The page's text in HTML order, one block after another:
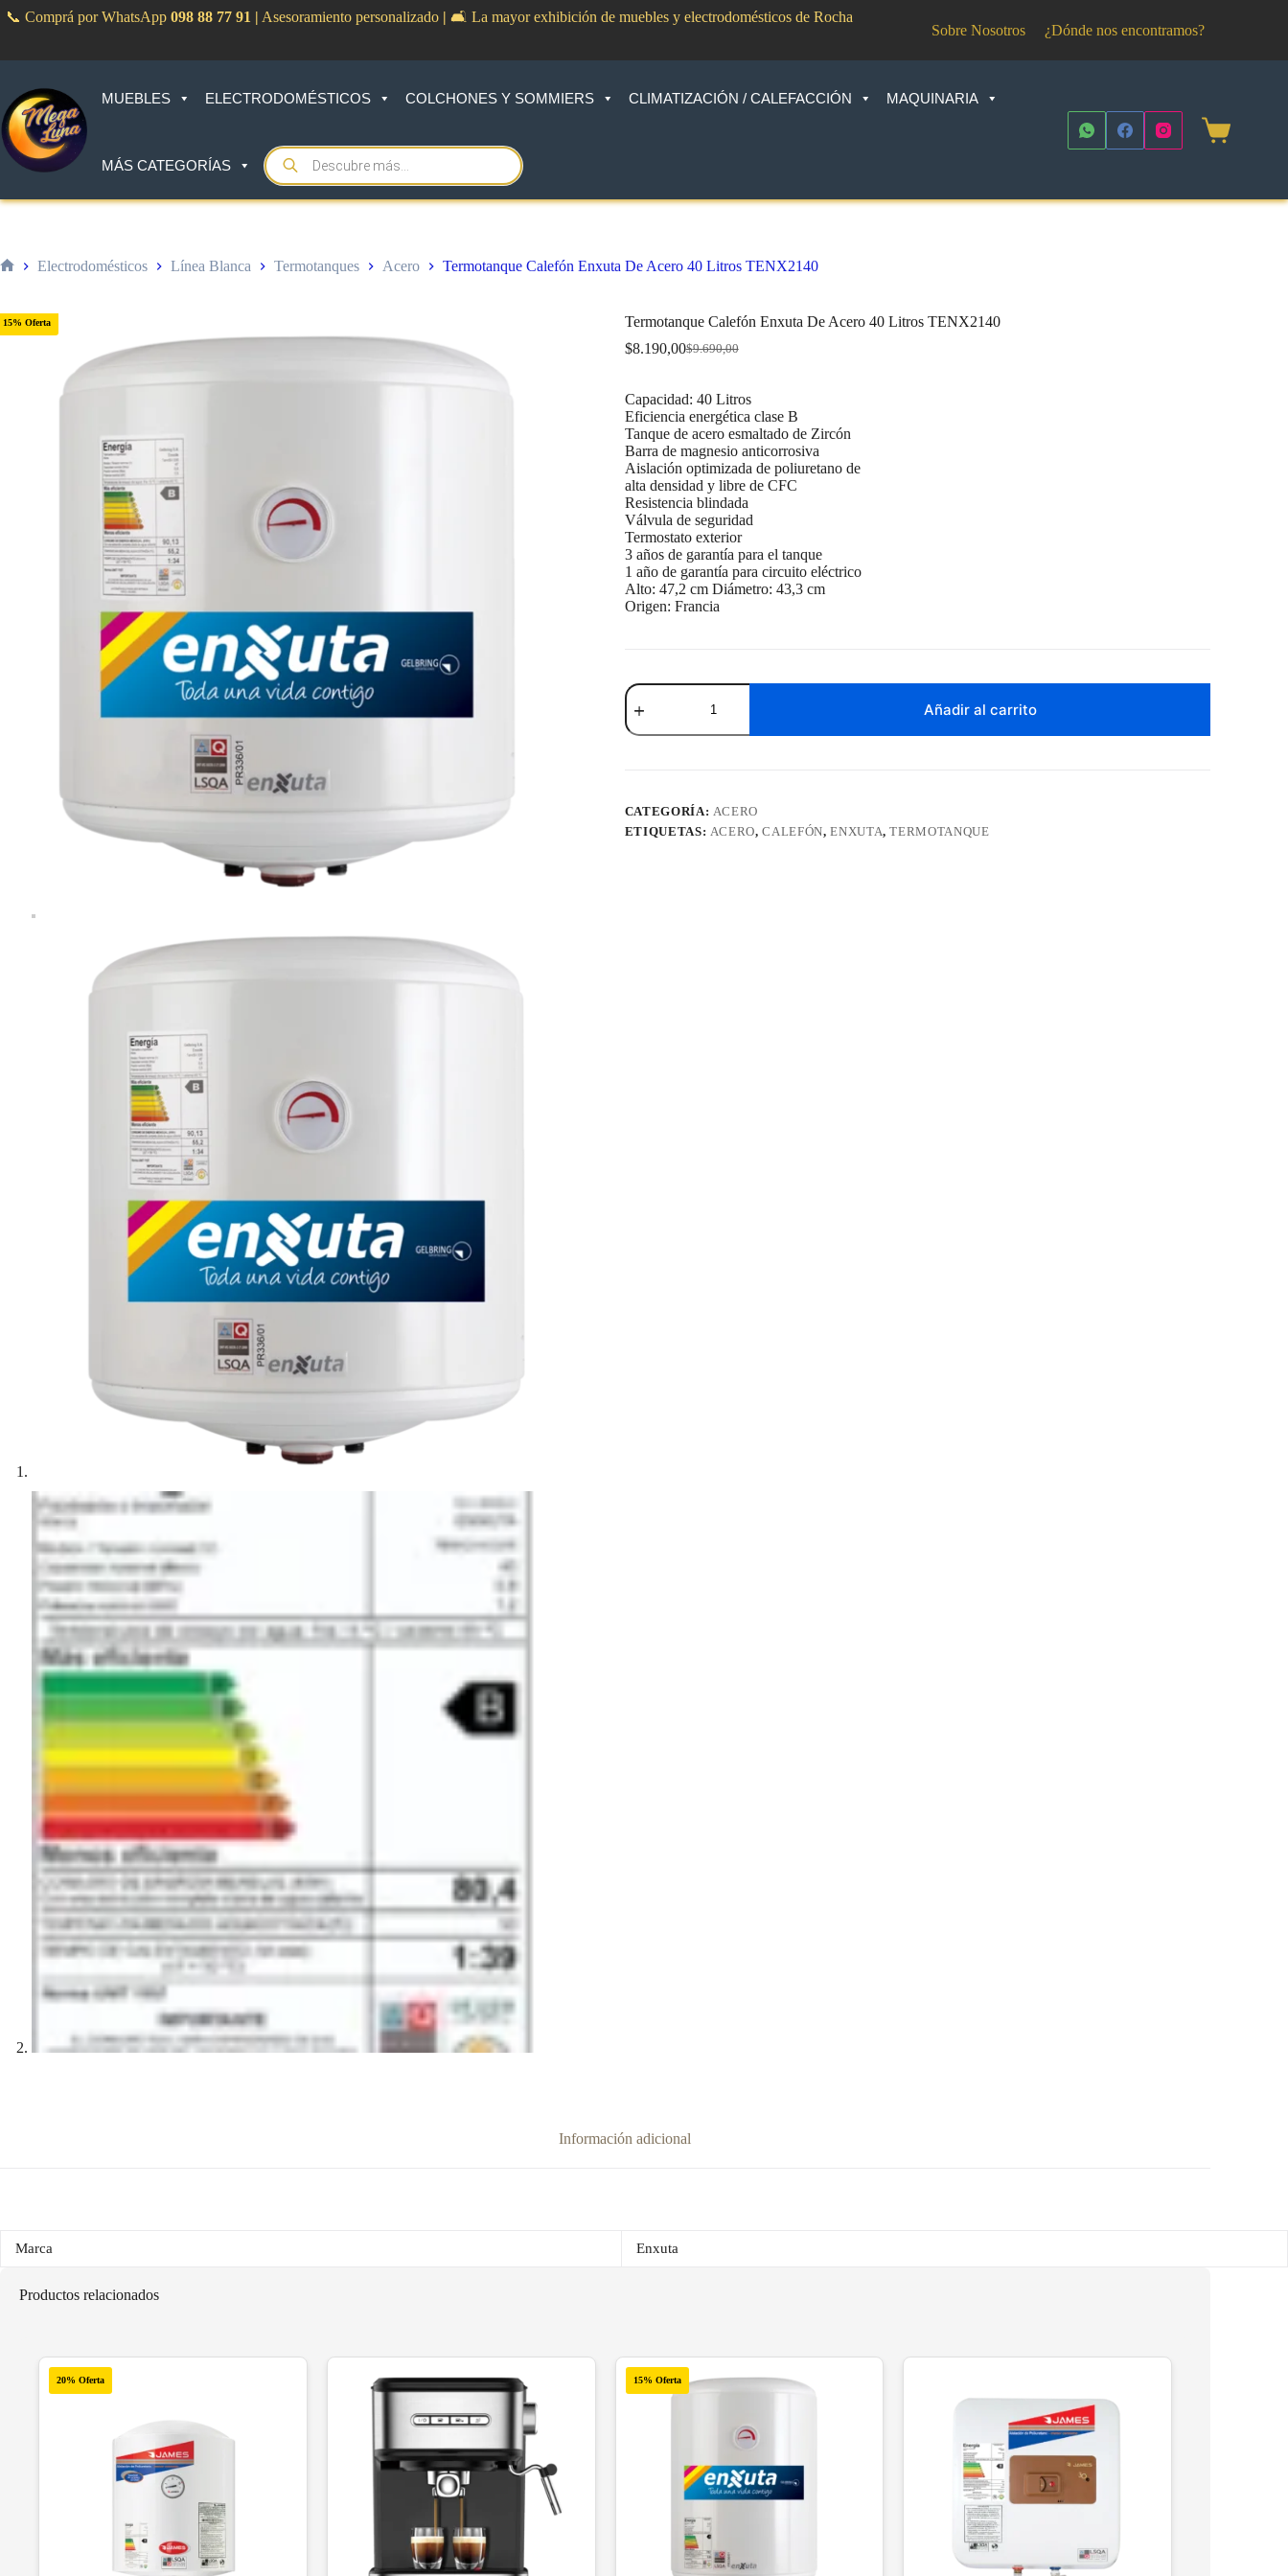
📞 Comprá por WhatsApp 098 88 77 91 | Asesoramiento personalizado | 🛋️ La mayor exhibición de muebles y electrodomésticos de Rocha
Sobre Nosotros ¿Dónde nos encontramos?
MUEBLES ELECTRODOMÉSTICOS COLCHONES Y SOMMIERS CLIMATIZACIÓN / CALEFACCIÓN MAQUINARIA
MÁS CATEGORÍAS
Products
search
Shopping
Electrodomésticos Línea Blanca Termotanques Acero Termotanque Calefón Enxuta De Acero 40 Litros TENX2140
15% Oferta Termotanque Calefón Enxuta De Acero 40 Litros TENX2140
$9.690,00
Original
was:
$9.690,00.
$8.190,00Current
is:
$8.190,00.
Capacidad: 40 Litros
Eficiencia energética clase B
Tanque de acero esmaltado de Zircón
Barra de magnesio anticorrosiva
Aislación optimizada de poliuretano de
alta densidad y libre de CFC
Resistencia blindada
Válvula de seguridad
Termostato exterior
3 años de garantía para el tanque
1 año de garantía para circuito eléctrico
Alto: 47,2 cm Diámetro: 43,3 cm
Origen: Francia
Termotanque
Calefón
Enxuta
De
TENX2140
cantidad
Añadir al carrito
CATEGORÍA: ACERO
ETIQUETAS: ACERO,CALEFÓN,ENXUTA,TERMOTANQUE
Información adicional
Marca Enxuta
Productos relacionados
20% Oferta 15% Oferta